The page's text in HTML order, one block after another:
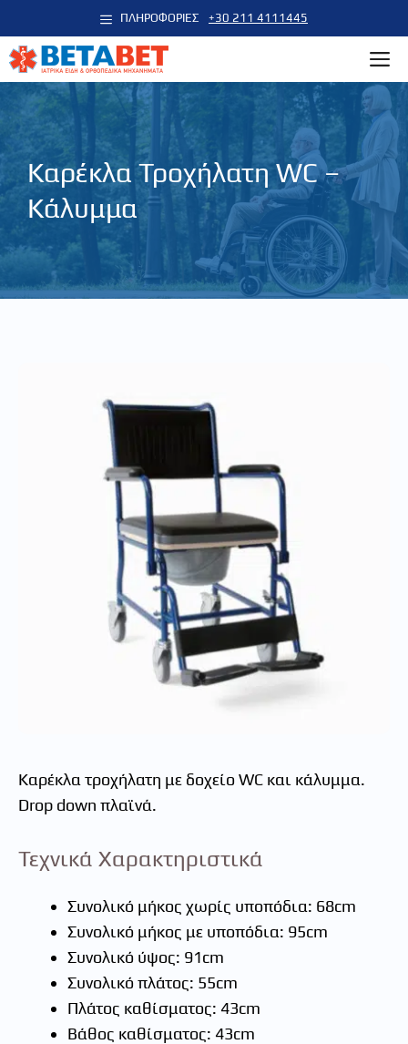
σε
περιεχόμενο
+30 211 4111445
ΠΛΗΡΟΦΟΡΙΕΣ
Καρέκλα Τροχήλατη WC –
Κάλυμμα
Καρέκλα τροχήλατη με δοχείο WC και κάλυμμα.
Drop down πλαϊνά.
Τεχνικά Χαρακτηριστικά
Συνολικό μήκος χωρίς υποπόδια: 68cm
Συνολικό μήκος με υποπόδια: 95cm
Συνολικό ύψος: 91cm
Συνολικό πλάτος: 55cm
Πλάτος καθίσματος: 43cm
Βάθος καθίσματος: 43cm